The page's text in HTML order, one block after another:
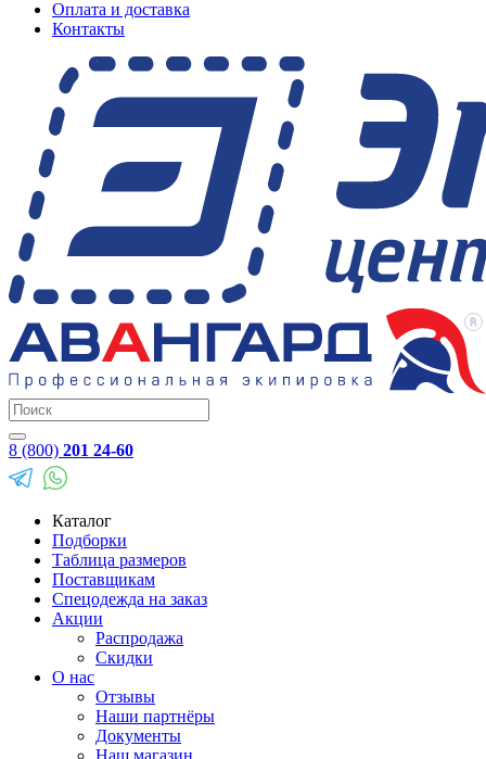
Оплата и доставка
Контакты
8 (800) 201 24-60
Каталог
Подборки
Таблица размеров
Поставщикам
Спецодежда на заказ
Акции
Распродажа
Скидки
О нас
Отзывы
Наши партнёры
Документы
Наш магазин